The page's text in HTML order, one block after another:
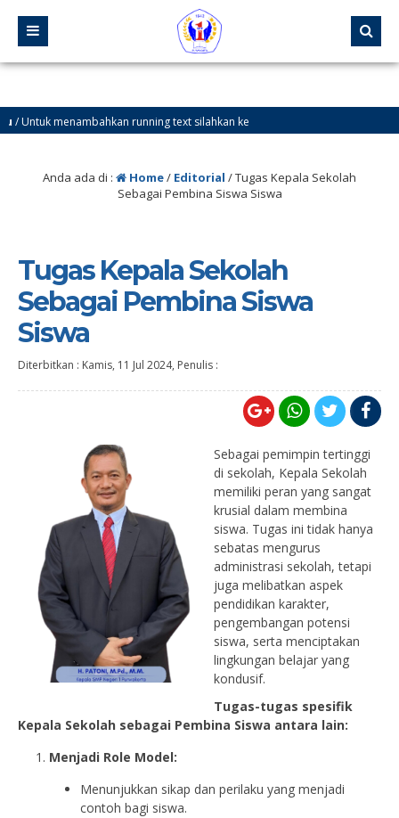
menambahkan running text silahkan ke
Anda ada di : Home/ Editorial /Tugas Kepala Sekolah
Sebagai Pembina Siswa Siswa
Tugas Kepala Sekolah
Sebagai Pembina Siswa
Siswa
Diterbitkan : Kamis, 11 Jul 2024, Penulis :
Sebagai pemimpin tertinggi
di sekolah, Kepala Sekolah
memiliki peran yang sangat
krusial dalam membina
siswa. Tugas ini tidak hanya
sebatas mengurus
administrasi sekolah, tetapi
juga melibatkan aspek
pendidikan karakter,
pengembangan potensi
siswa, serta menciptakan
lingkungan belajar yang
kondusif.
Tugas-tugas spesifik
Kepala Sekolah sebagai Pembina Siswa antara lain:
Menjadi Role Model:
Menunjukkan sikap dan perilaku yang menjadi
contoh bagi siswa.